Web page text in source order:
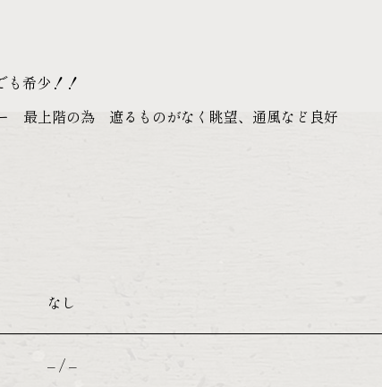
も希少！！
最上階の為 遮るものがなく眺望、通風など良好
なし
– / –